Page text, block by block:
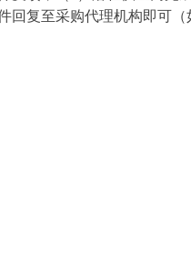
回复至采购代理机构即可（